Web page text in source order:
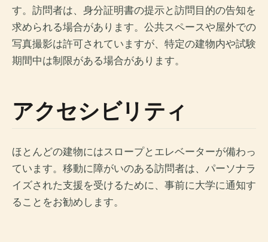
す。訪問者は、身分証明書の提示と訪問目的の告知を
求められる場合があります。公共スペースや屋外での
写真撮影は許可されていますが、特定の建物内や試験
期間中は制限がある場合があります。
アクセシビリティ
ほとんどの建物にはスロープとエレベーターが備わっ
ています。移動に障がいのある訪問者は、パーソナラ
イズされた支援を受けるために、事前に大学に通知す
ることをお勧めします。